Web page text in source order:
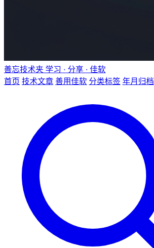
善忘技术夹 学习 · 分享 · 佳软
首页 技术文章 善用佳软 分类标签 年月归档